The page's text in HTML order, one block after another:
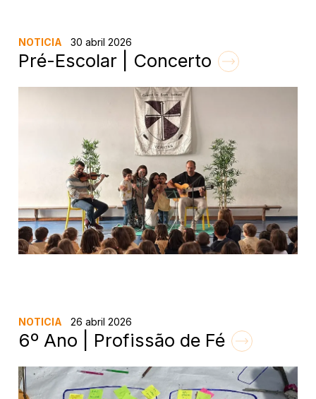
NOTICIA 30 abril 2026
Pré-Escolar | Concerto
NOTICIA 26 abril 2026
6º Ano | Profissão de Fé